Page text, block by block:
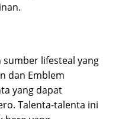
lifesteal yang
dan Emblem
yang dapat
Talenta-talenta ini